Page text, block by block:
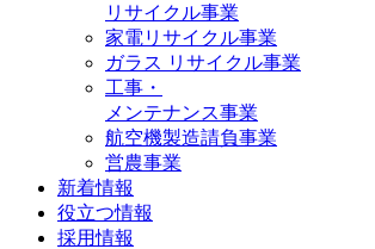
リサイクル事業
家電リサイクル事業
ガラス リサイクル事業
工事・
メンテナンス事業
航空機製造請負事業
営農事業
新着情報
役立つ情報
採用情報